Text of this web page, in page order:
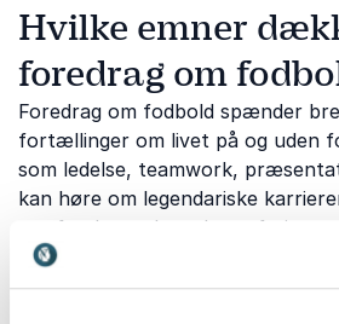
Hvilke emner
foredrag om
Foredrag om fodbold spænder
fortællinger om livet på og uden
som ledelse, teamwork,
kan høre om legendariske
samfundet og hvordan erfaringer
overføres til arbejdslivet.
inspiration, refleksion og